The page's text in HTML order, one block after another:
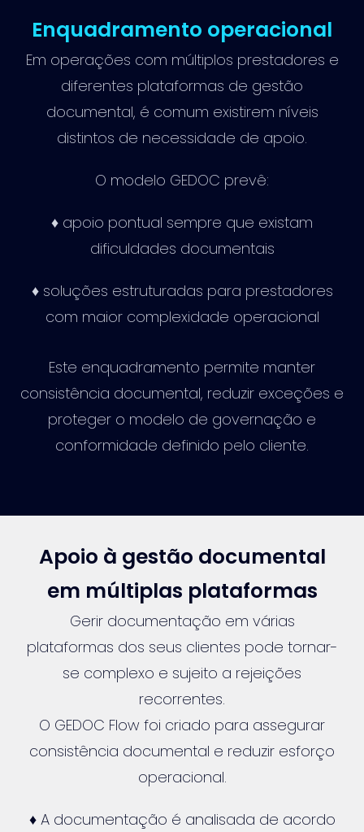
Enquadramento operacional
Em operações com múltiplos prestadores e
diferentes plataformas de gestão
documental, é comum existirem níveis
distintos de necessidade de apoio.
O modelo GEDOC prevê:
♦ apoio pontual sempre que existam
dificuldades documentais
♦ soluções estruturadas para prestadores
com maior complexidade operacional
Este enquadramento permite manter
consistência documental, reduzir exceções e
proteger o modelo de governação e
conformidade definido pelo cliente.
Apoio à gestão documental
em múltiplas plataformas
Gerir documentação em várias
plataformas dos seus clientes pode tornar-
se complexo e sujeito a rejeições
recorrentes.
O GEDOC Flow foi criado para assegurar
consistência documental e reduzir esforço
operacional.
♦ A documentação é analisada de acordo